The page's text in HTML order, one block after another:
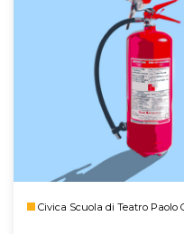
Civica Scuola di Teatro Paolo